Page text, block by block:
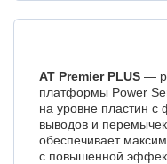
AT Premier PLUS —
платформы Power
на уровне пластин
выводов и
обеспечивает
с повышенной